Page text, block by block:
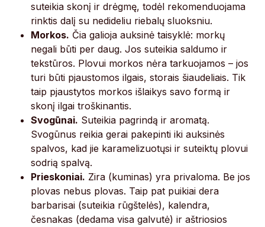
suteikia skonį ir drėgmę, todėl rekomenduojama
rinktis dalį su nedideliu riebalų sluoksniu.
Morkos. Čia galioja auksinė taisyklė: morkų
negali būti per daug. Jos suteikia saldumo ir
tekstūros. Plovui morkos nėra tarkuojamos – jos
turi būti pjaustomos ilgais, storais šiaudeliais. Tik
taip pjaustytos morkos išlaikys savo formą ir
skonį ilgai troškinantis.
Svogūnai. Suteikia pagrindą ir aromatą.
Svogūnus reikia gerai pakepinti iki auksinės
spalvos, kad jie karamelizuotųsi ir suteiktų plovui
sodrią spalvą.
Prieskoniai. Zira (kuminas) yra privaloma. Be jos
plovas nebus plovas. Taip pat puikiai dera
barbarisai (suteikia rūgštelės), kalendra,
česnakas (dedama visa galvutė) ir aštriosios